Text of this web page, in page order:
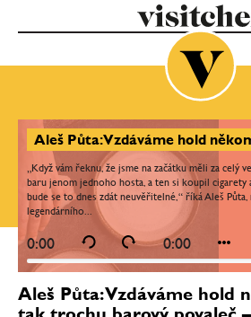
„Když vám řeknu, že jsme na začátku měli za celý
baru jenom jednoho hosta, a ten si koupil cigarety
bude se to dnes zdát neuvěřitelné,“ říká Aleš Půta,
legendárního...
0:00 0:00
Aleš Půta: Vzdáváme hold